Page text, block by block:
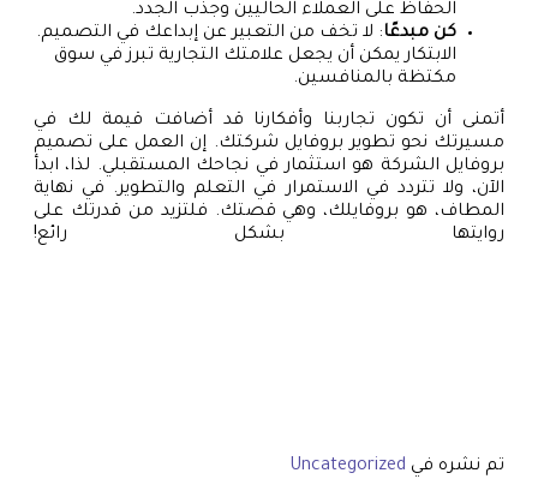
الحفاظ على العملاء الحاليين وجذب الجدد.
كن مبدعًا: لا تخف من التعبير عن إبداعك في التصميم.
الابتكار يمكن أن يجعل علامتك التجارية تبرز في سوق
مكتظة بالمنافسين.
أتمنى أن تكون تجاربنا وأفكارنا قد أضافت قيمة لك في
مسيرتك نحو تطوير بروفايل شركتك. إن العمل على تصميم
بروفايل الشركة هو استثمار في نجاحك المستقبلي. لذا، ابدأ
الآن، ولا تتردد في الاستمرار في التعلم والتطوير. في نهاية
المطاف، هو بروفايلك، وهي قصتك. فلتزيد من قدرتك على
روايتها بشكل رائع!
تم نشره في Uncategorized